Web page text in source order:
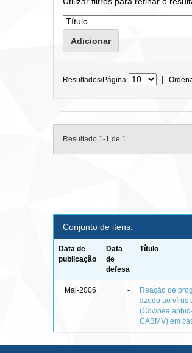
Resultados/Página |
Resultado 1-1 de 1.
Conjunto de itens:
Data de
publicação
Data
de
defesa
Título
Mai-2006 -
Reação de
azedo ao vírus
(Cowpea
CABMV) em